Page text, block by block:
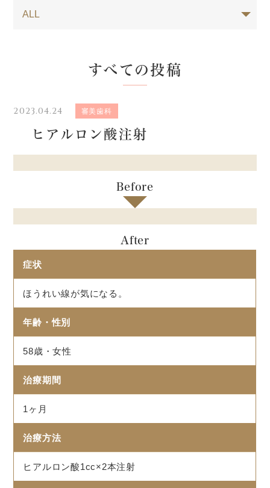
すべての投稿
2023.04.24 審美歯科
ヒアルロン酸注射
Before
After
症状
ほうれい線が気になる。
年齢・性別
58歳・女性
治療期間
1ヶ月
治療方法
ヒアルロン酸1cc×2本注射